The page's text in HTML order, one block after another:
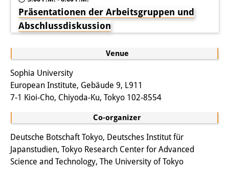
Recent Publications
DIJ Monograph Series
DIJ Working Papers
DIJ Newsletter
DIJ Videos
Miscellanea
Venue
Sophia University
European Institute, Gebäude 9, L911
7-1 Kioi-Cho, Chiyoda-Ku, Tokyo 102-8554
Co-organizer
Deutsche Botschaft Tokyo, Deutsches Institut für
Japanstudien, Tokyo Research Center for Advanced
Science and Technology, The University of Tokyo
Präsentationen der Arbeitsgruppen und
Abschlussdiskussion